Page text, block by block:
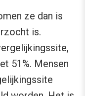
ze dan is
is.
51%. Mensen